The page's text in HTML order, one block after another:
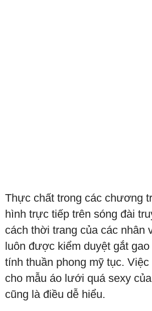
Thực chất trong các chương
hình trực tiếp trên sóng đài
cách thời trang của các nhân
luôn được kiểm duyệt gắt
tính thuần phong mỹ tục.
cho mẫu áo lưới quá sexy
cũng là điều dễ hiểu.